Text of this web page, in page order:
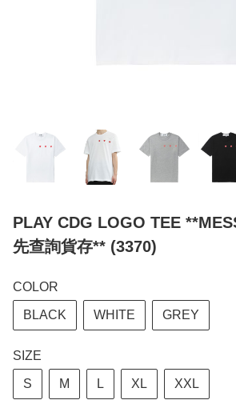
PLAY CDG LOGO TEE
先查詢貨存** (3370)
COLOR
BLACK WHITE GREY
SIZE
S M L XL XXL